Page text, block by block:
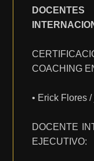
COACHING
• Erick Flores
DOCENTE
EJECUTIVO: